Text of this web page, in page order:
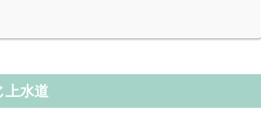
上水道